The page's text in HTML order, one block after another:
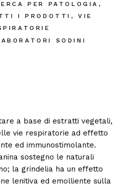
PER PATOLOGIA ,
I PRODOTTI ,VIE
SODINI
a base di estratti vegetali,
vie respiratorie ad effetto
ed immunostimolante.
sostegno le naturali
la grindelia ha un effetto
lenitiva ed emolliente sulla